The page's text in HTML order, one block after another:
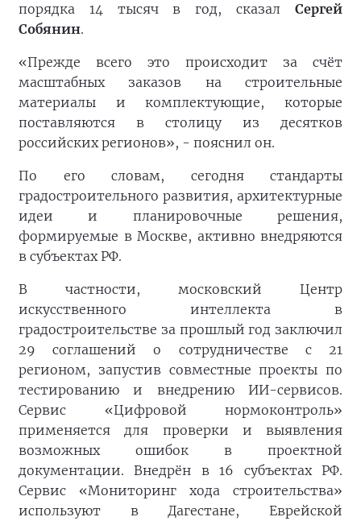
порядка 14 тысяч в год, сказал Сергей
Собянин.
«Прежде всего это происходит за счёт
масштабных заказов на строительные
материалы и комплектующие, которые
поставляются в столицу из десятков
российских регионов», - пояснил он.
По его словам, сегодня стандарты
градостроительного развития, архитектурные
идеи и планировочные решения,
формируемые в Москве, активно внедряются
в субъектах РФ.
В частности, московский Центр
искусственного интеллекта в
градостроительстве за прошлый год заключил
29 соглашений о сотрудничестве с 21
регионом, запустив совместные проекты по
тестированию и внедрению ИИ-сервисов.
Сервис «Цифровой нормоконтроль»
применяется для проверки и выявления
возможных ошибок в проектной
документации. Внедрён в 16 субъектах РФ.
Сервис «Мониторинг хода строительства»
используют в Дагестане, Еврейской